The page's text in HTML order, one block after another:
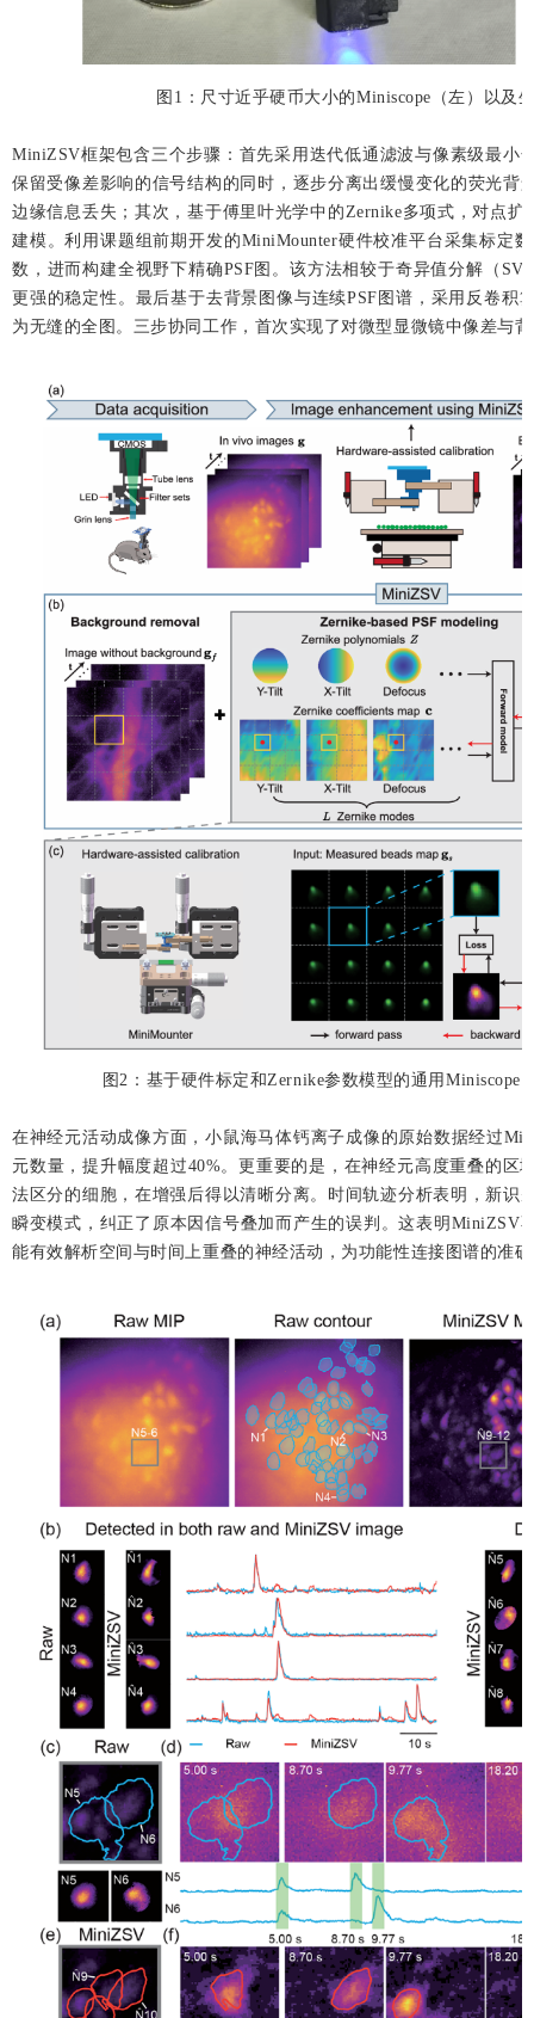
图1：尺寸近乎硬币大小的Miniscope（左）以及
MiniZSV框架包含三个步骤：首先采用迭代低通滤波与像素级最小
保留受像差影响的信号结构的同时，逐步分离出缓慢变化的荧光背
边缘信息丢失；其次，基于傅里叶光学中的Zernike多项式，对点扩
建模。利用课题组前期开发的MiniMounter硬件校准平台采集标定
数，进而构建全视野下精确PSF图。该方法相较于奇异值分解（
更强的稳定性。最后基于去背景图像与连续PSF图谱，采用反卷积
为无缝的全图。三步协同工作，首次实现了对微型显微镜中像差与
图2：基于硬件标定和Zernike参数模型的通用Miniscope
在神经元活动成像方面，小鼠海马体钙离子成像的原始数据经过
元数量，提升幅度超过40%。更重要的是，在神经元高度重叠的区
法区分的细胞，在增强后得以清晰分离。时间轨迹分析表明，新识
瞬变模式，纠正了原本因信号叠加而产生的误判。这表明MiniZSV
能有效解析空间与时间上重叠的神经活动，为功能性连接图谱的准